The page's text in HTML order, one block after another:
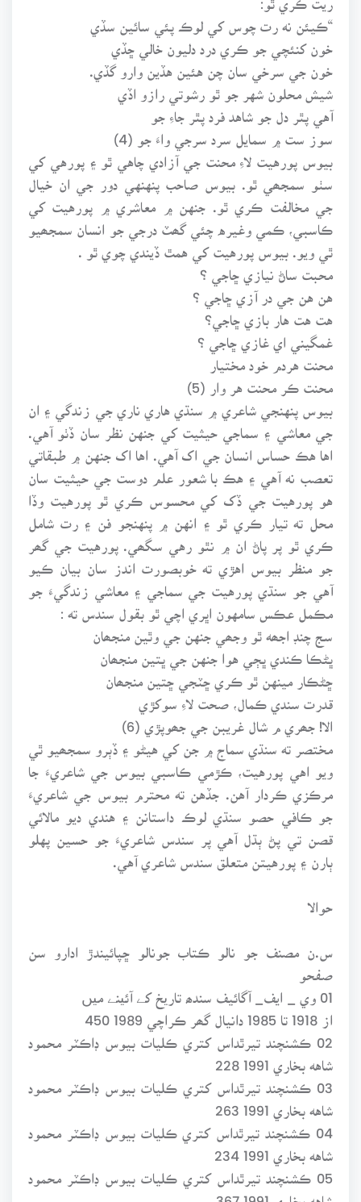
“ڪيئن نه رت چوس کي لوڪ پئي سائين سڏي
خون کنئچي جو ڪري درد دليون خالي ڇڏي
خون جي سرخي سان چن هئين هڏين وارو گڏي.
شيش محلون شهر جو ٿو رشوتي رازو اڏي
آهي پٿر دل جو شاهد فرد پٿر جاءِ جو
سوز ست ۾ سمايل سرد سرجي واءَ جو (4)
بيوس پورهيت لاءِ محنت جي آزادي چاهي ٿو ۽ پورهي کي
سٺو سمجھي ٿو. بيوس صاحب پنهنهي دور جي ان خيال
جي مخالفت ڪري ٿو. جنهن ۾ معاشري ۾ پورهيت کي
ڪاسبي، ڪمي وغيره چئي گھٽ درجي جو انسان سمجھيو
ٿي ويو. بيوس پورهيت کي همٿ ڏيندي چوي ٿو .
محبت ساڻ نيازي ڇاجي ؟
هن هن جي در آزي ڇاجي ؟
هت هت هار بازي ڇاجي؟
غمگيني اي غازي ڇاجي ؟
محنت هردم خود مختيار
محنت ڪر محنت هر وار (5)
بيوس پنهنجي شاعري ۾ سنڌي هاري ناري جي زندگي ۽ ان
جي معاشي ۽ سماجي حيثيت کي جنهن نظر سان ڏٺو آهي.
اها هڪ حساس انسان جي اک آهي. اها اک جنهن ۾ طبقاتي
تعصب نه آهي ۽ هڪ با شعور علم دوست جي حيثيت سان
هو پورهيت جي ڏک کي محسوس ڪري ٿو پورهيت وڏا
محل ته تيار ڪري ٿو ۽ انهن ۾ پنهنجو فن ۽ رت شامل
ڪري ٿو پر پاڻ ان ۾ نٿو رهي سگھي. پورهيت جي گھر
جو منظر بيوس اهڙي ته خوبصورت اندز سان بيان ڪيو
آهي جو سنڌي پورهيت جي سماجي ۽ معاشي زندگيءَ جو
مڪمل عڪس سامهون اڀري اچي ٿو بقول سندس ته :
سج چنڊ اجھه ٿو وجھي جنهن جي وٿين منجھان
ڀڻڪا ڪندي ڀڄي هوا جنهن جي ڀتين منجھان
ڇڻڪار مينهن ٿو ڪري ڇٽجي ڇتين منجھان
قدرت سندي ڪمال، صحت لاءِ سوکڙي
الا! جھري م شال غريبن جي جھوپڙي (6)
مختصر ته سنڌي سماج ۾ جن کي هيڻو ۽ ڏٻرو سمجھيو ٿي
ويو اهي پورهيت، ڪڙمي ڪاسبي بيوس جي شاعريءَ جا
مرڪزي ڪردار آهن. جڏهن ته محترم بيوس جي شاعريءَ
جو ڪافي حصو سنڌي لوڪ داستانن ۽ هندي ديو مالائي
قصن تي پڻ ٻڌل آهي پر سندس شاعريءَ جو حسين پهلو
ٻارن ۽ پورهيتن متعلق سندس شاعري آهي.
حوالا
س.ن مصنف جو نالو ڪتاب جونالو ڇپائيندڙ ادارو سن
صفحو
01 وي _ ايف_ آگائيف سندھ تاریخ کے آئینے میں
از 1918 تا 1985 دانيال گھر ڪراچي 1989 450
02 ڪشنچند تيرٿداس کتري ڪليات بيوس ڊاڪٽر محمود
شاهه بخاري 1991 228
03 ڪشنچند تيرٿداس کتري ڪليات بيوس ڊاڪٽر محمود
شاهه بخاري 1991 263
04 ڪشنچند تيرٿداس کتري ڪليات بيوس ڊاڪٽر محمود
شاهه بخاري 1991 234
05 ڪشنچند تيرٿداس کتري ڪليات بيوس ڊاڪٽر محمود
شاهه بخاري 1991 367